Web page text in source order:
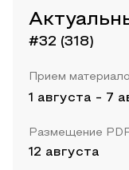
#32 (318)
Прием
1 августа - 7
Размещение
12 августа